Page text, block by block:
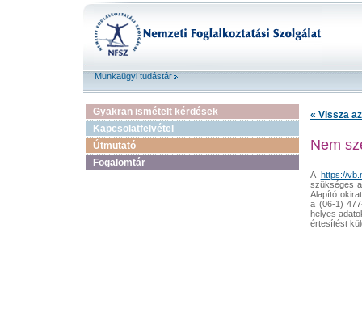
Munkaügyi tudástár
Gyakran ismételt kérdések
Kapcsolatfelvétel
Útmutató
Fogalomtár
« Vissza
Nem
A https://
szükséges
Alapító
a (06-1)
helyes
értesítést